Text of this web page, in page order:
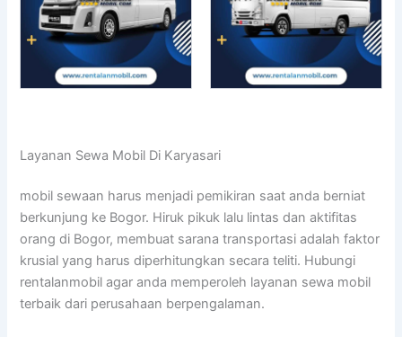
Layanan Sewa Mobil Di Karyasari
mobil sewaan harus menjadi pemikiran saat anda berniat
berkunjung ke Bogor. Hiruk pikuk lalu lintas dan aktifitas
orang di Bogor, membuat sarana transportasi adalah faktor
krusial yang harus diperhitungkan secara teliti. Hubungi
rentalanmobil agar anda memperoleh layanan sewa mobil
terbaik dari perusahaan berpengalaman.